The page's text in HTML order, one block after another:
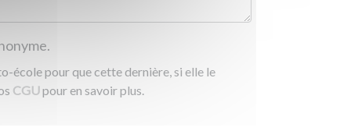
école pour que cette dernière, si elle le
CGUpour en savoir plus.